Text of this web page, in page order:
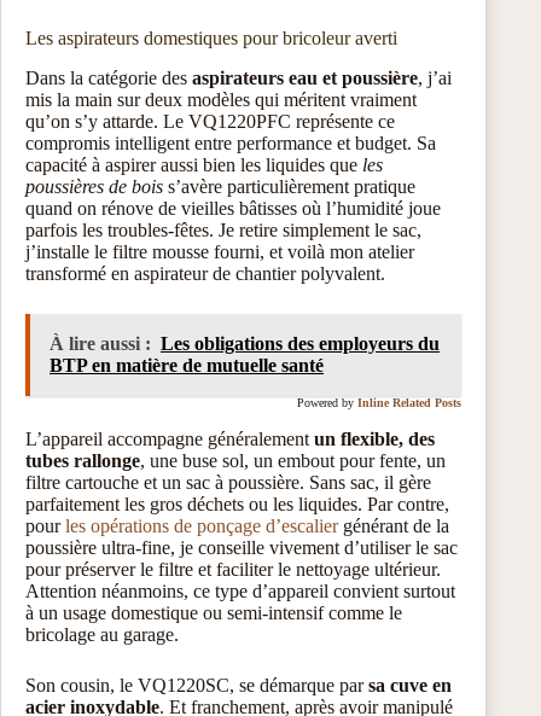
Les aspirateurs domestiques pour bricoleur averti
Dans la catégorie des aspirateurs eau et poussière, j’ai
mis la main sur deux modèles qui méritent vraiment
qu’on s’y attarde. Le VQ1220PFC représente ce
compromis intelligent entre performance et budget. Sa
capacité à aspirer aussi bien les liquides que les
poussières de bois s’avère particulièrement pratique
quand on rénove de vieilles bâtisses où l’humidité joue
parfois les troubles-fêtes. Je retire simplement le sac,
j’installe le filtre mousse fourni, et voilà mon atelier
transformé en aspirateur de chantier polyvalent.
À lire aussi : Les obligations des employeurs du
BTP en matière de mutuelle santé
Powered by Inline Related Posts
L’appareil accompagne généralement un flexible, des
tubes rallonge, une buse sol, un embout pour fente, un
filtre cartouche et un sac à poussière. Sans sac, il gère
parfaitement les gros déchets ou les liquides. Par contre,
pourles opérations de ponçage d’escaliergénérant de la
poussière ultra-fine, je conseille vivement d’utiliser le sac
pour préserver le filtre et faciliter le nettoyage ultérieur.
Attention néanmoins, ce type d’appareil convient surtout
à un usage domestique ou semi-intensif comme le
bricolage au garage.
Son cousin, le VQ1220SC, se démarque parsa cuve en
acier inoxydable. Et franchement, après avoir manipulé